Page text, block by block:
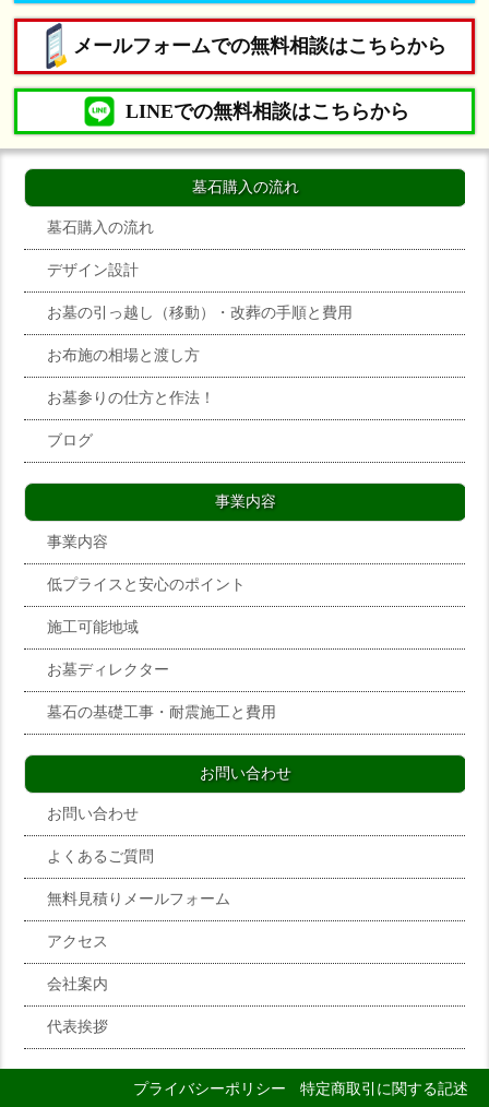
メールフォームでの無料相談はこちらから
LINEでの無料相談はこちらから
墓石購入の流れ
墓石購入の流れ
デザイン設計
お墓の引っ越し（移動）・改葬の手順と費用
お布施の相場と渡し方
お墓参りの仕方と作法！
ブログ
事業内容
事業内容
低プライスと安心のポイント
施工可能地域
お墓ディレクター
墓石の基礎工事・耐震施工と費用
お問い合わせ
お問い合わせ
よくあるご質問
無料見積りメールフォーム
アクセス
会社案内
代表挨拶
プライバシーポリシー 特定商取引に関する記述